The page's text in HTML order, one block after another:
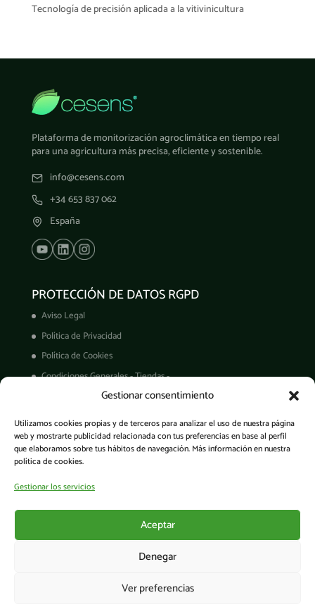
Gestionar consentimiento
Utilizamos cookies propias y de terceros para analizar el uso de nuestra página
web y mostrarte publicidad relacionada con tus preferencias en base al perfil
que elaboramos sobre tus hábitos de navegación. Más información en nuestra
política de cookies.
Gestionar los servicios
Aceptar
Denegar
Ver preferencias
Tecnología de precisión aplicada a la vitivinicultura
Plataforma de monitorización agroclimática en tiempo real
para una agricultura más precisa, eficiente y sostenible.
info@cesens.com
+34 653 837 062
España
PROTECCIÓN DE DATOS RGPD
Aviso Legal
Política de Privacidad
Política de Cookies
Condiciones Generales - Tiendas -
Derechos ARCO
Condiciones de Venta
Garantía de productos